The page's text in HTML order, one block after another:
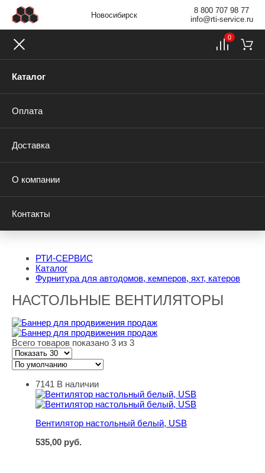
Новосибирск
8 800 707 98 77
info@rti-service.ru
Каталог
Оплата
Доставка
О компании
Контакты
0
РТИ-СЕРВИС
Каталог
Фурнитура для автодомов, кемперов, яхт, катеров
НАСТОЛЬНЫЕ ВЕНТИЛЯТОРЫ
Всего товаров показано 3 из 3
Вентилятор настольный белый, USB
7141 В наличии
Вентилятор настольный белый, USB
535,00 руб.